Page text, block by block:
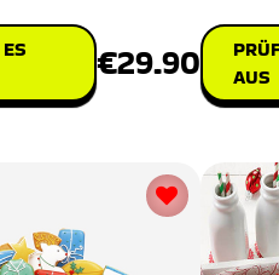
€29.90
AUS